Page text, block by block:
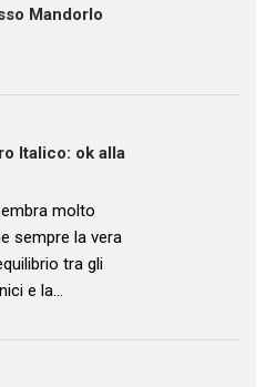
Mandorlo
Italico: ok alla
molto
sempre la vera
tra gli
e la…